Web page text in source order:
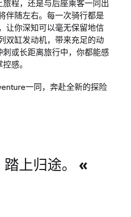
程，还是与后座乘客一同出
伴随左右。每一次骑行都是
让你深知可以毫无保留地信
双缸发动机，带来充足的动
或长距离旅行中，你都能感
感。
一同，奔赴全新的探险
上归途。 «